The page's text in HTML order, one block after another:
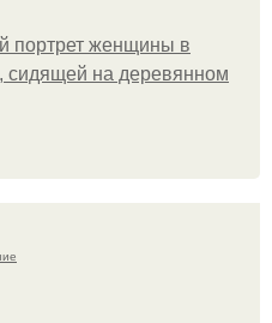
портрет женщины в
сидящей на деревянном